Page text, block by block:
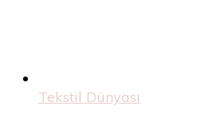
Tekstil Dünyası